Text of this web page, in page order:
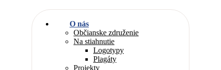
O nás
Občianske združenie
Na stiahnutie
Logotypy
Plagáty
Projekty